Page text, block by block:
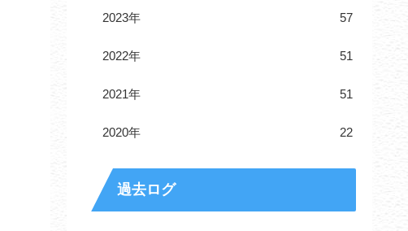
2023年 57
2022年 51
2021年 51
2020年 22
過去ログ